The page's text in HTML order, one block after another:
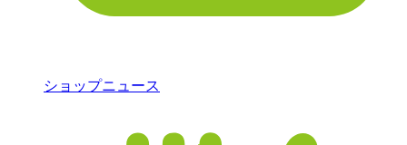
ショップニュース